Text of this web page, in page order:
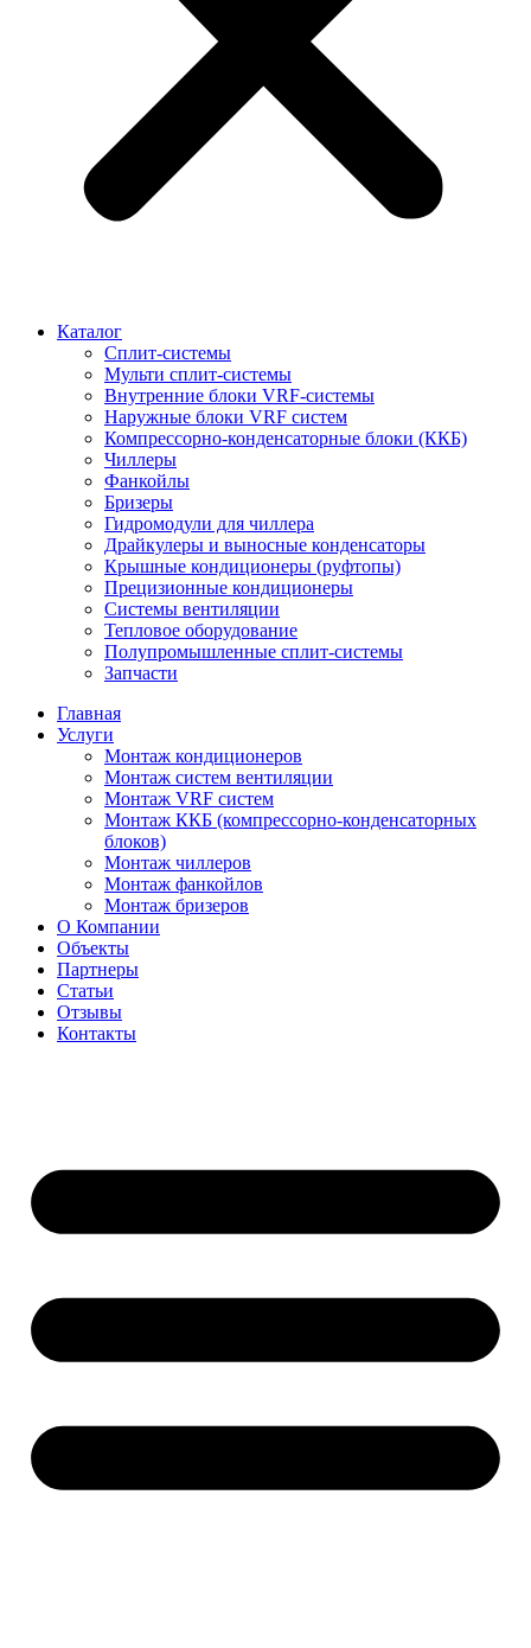
Каталог
Сплит-системы
Мульти сплит-системы
Внутренние блоки VRF-cистемы
Наружные блоки VRF cистем
Компрессорно-конденсаторные блоки (ККБ)
Чиллеры
Фанкойлы
Бризеры
Гидромодули для чиллера
Драйкулеры и выносные конденсаторы
Крышные кондиционеры (руфтопы)
Прецизионные кондиционеры
Системы вентиляции
Тепловое оборудование
Полупромышленные сплит-системы
Запчасти
Главная
Услуги
Монтаж кондиционеров
Монтаж cистем вентиляции
Монтаж VRF систем
Монтаж ККБ (компрессорно-конденсаторных
блоков)
Монтаж чиллеров
Монтаж фанкойлов
Монтаж бризеров
О Компании
Объекты
Партнеры
Статьи
Отзывы
Контакты